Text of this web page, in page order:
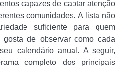
capazes de captar atenção
comunidades. A lista não
suficiente para quem
gosta de observar como cada
calendário anual. A seguir,
completo dos principais